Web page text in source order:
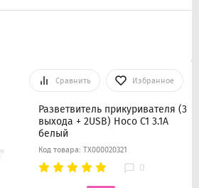
Сравнить Избранное
Разветвитель прикуривателя (3
выхода + 2USB) Hoco C1 3.1A
белый
Код товара: ТХ000020321
0